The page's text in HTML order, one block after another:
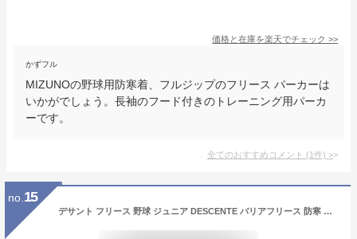
価格と在庫を楽天でチェック >>
かずフル
MIZUNOの野球用防寒着、フルジップのフリース パーカーは
いかがでしょう。長袖のフード付きのトレーニング用パーカ
ーです。
全てのおすすめコメント (1件) >
no. 15
デサント フリース 野球 ジュニア DESCENTE バリアフリース 防寒 刺繍 ジャケット 子供用 冬用 スポーツ 軽量 保温 ジャケット 大きいサイズ ウェア 秋冬 暖かい 長袖 裏起毛 防風 ハーフジップ DBX-2762JB ウェア刺繍有料可(W) 交換無料 【365日あす楽対応】